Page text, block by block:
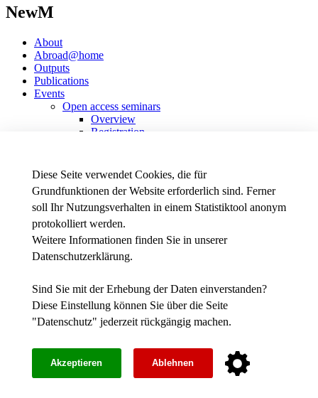
Diese Seite verwendet Cookies, die für
Grundfunktionen der Website erforderlich sind. Ferner
soll Ihr Nutzungsverhalten in einem Statistiktool anonym
protokolliert werden.
Weitere Informationen finden Sie in unserer
Datenschutzerklärung.
Sind Sie mit der Erhebung der Daten einverstanden?
Diese Einstellung können Sie über die Seite
"Datenschutz" jederzeit rückgängig machen.
Akzeptieren Ablehnen
NewM
About
Abroad@home
Outputs
Publications
Events
Open access seminars
Overview
Registration
Transnational Project Meetings
Erasmus+ Stratigic Partnership
News - Presse
Stellenausschreibungen der THWS
Facebook
YouTube
Impressum